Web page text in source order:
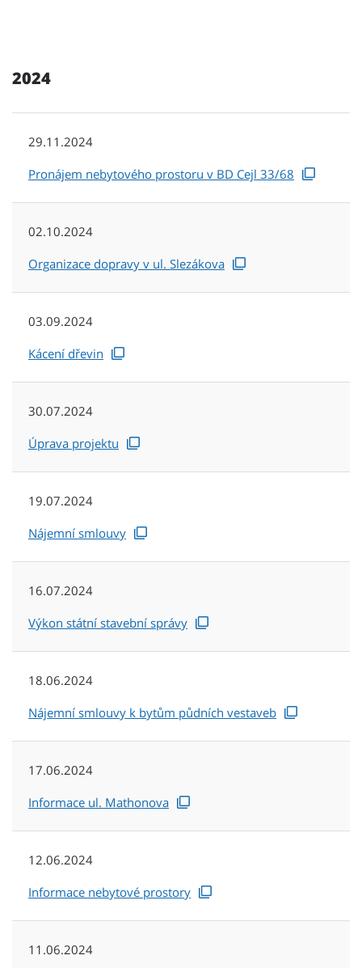
2024
29.11.2024
Pronájem nebytového prostoru v BD Cejl 33/68
02.10.2024
Organizace dopravy v ul. Slezákova
03.09.2024
Kácení dřevin
30.07.2024
Úprava projektu
19.07.2024
Nájemní smlouvy
16.07.2024
Výkon státní stavební správy
18.06.2024
Nájemní smlouvy k bytům půdních vestaveb
17.06.2024
Informace ul. Mathonova
12.06.2024
Informace nebytové prostory
11.06.2024